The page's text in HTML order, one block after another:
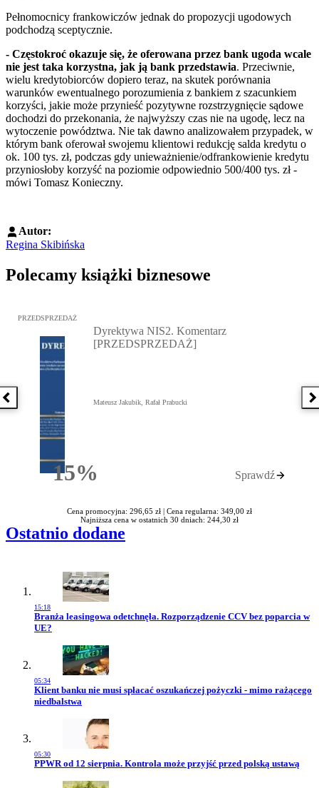
Pełnomocnicy frankowiczów jednak do propozycji ugodowych
podchodzą sceptycznie.
- Częstokroć okazuje się, że oferowana przez bank ugoda wcale
nie jest taka korzystna, jak ją bank przedstawia. Przeciwnie,
wielu kredytobiorców dopiero teraz, na skutek porównania
warunków ewentualnego porozumienia z bankiem z szacunkiem
korzyści, jakie może przynieść pozytywne rozstrzygnięcie sądowe
dochodzi do przekonania, że najwyższy czas nie na ugodę, lecz na
wytoczenie powództwa. Nie tak dawno analizowałem przypadek, w
którym bank oferował swojemu klientowi redukcję salda kredytu o
ok. 100 tys. zł, podczas gdy unieważnienie/odfrankowienie kredytu
przyniosłoby korzyść na poziomie odpowiednio 500/400 tys. zł -
mówi Tomasz Konieczny.
Autor:
Regina Skibińska
Polecamy książki biznesowe
Poprzednia książka
Przejdź do: Dyrektywa NIS2. Komentarz [PRZEDSPRZEDAŻ],
PRZEDSPRZEDAŻ
15%Rabatu
Dyrektywa NIS2. Komentarz
[PRZEDSPRZEDAŻ]
Mateusz Jakubik, Rafał Prabucki
Sprawdź
Cena promocyjna: 296,65 zł | Cena regularna: 349,00 zł
Najniższa cena w ostatnich 30 dniach: 244,30 zł
Ostatnio dodane
15:18
Przejdź do artykułu:
Branża leasingowa odetchnęła. Rozporządzenie CCV bez poparcia w
UE?
05:34
Przejdź do artykułu:
Klient banku nie musi spłacać oszukańczej pożyczki - mimo rażącego
niedbalstwa
05:30
Przejdź do artykułu:
PPWR od 12 sierpnia. Kontrola może przyjść przed polską ustawą